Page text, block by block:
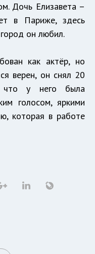
Дочь Елизавета –
в Париже, здесь
он любил.
как актёр, но
верен, он снял 20
что у него была
голосом, яркими
которая в работе